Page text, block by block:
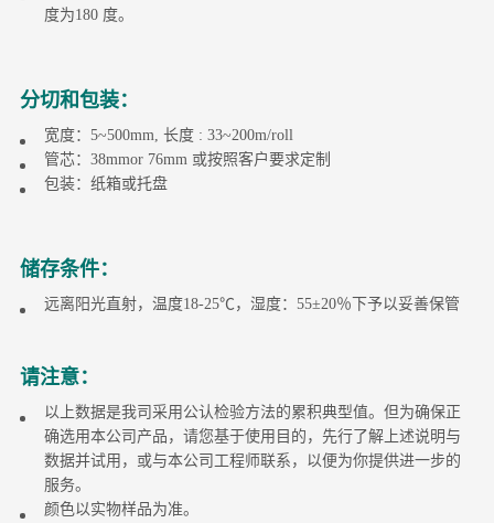
度为180 度。
分切和包装：
宽度：5~500mm, 长度 : 33~200m/roll
管芯：38mmor 76mm 或按照客户要求定制
包装：纸箱或托盘
储存条件：
远离阳光直射，温度18-25℃，湿度：55±20％下予以妥善保管
请注意：
以上数据是我司采用公认检验方法的累积典型值。但为确保正
确选用本公司产品，请您基于使用目的，先行了解上述说明与
数据并试用，或与本公司工程师联系，以便为你提供进一步的
服务。
颜色以实物样品为准。